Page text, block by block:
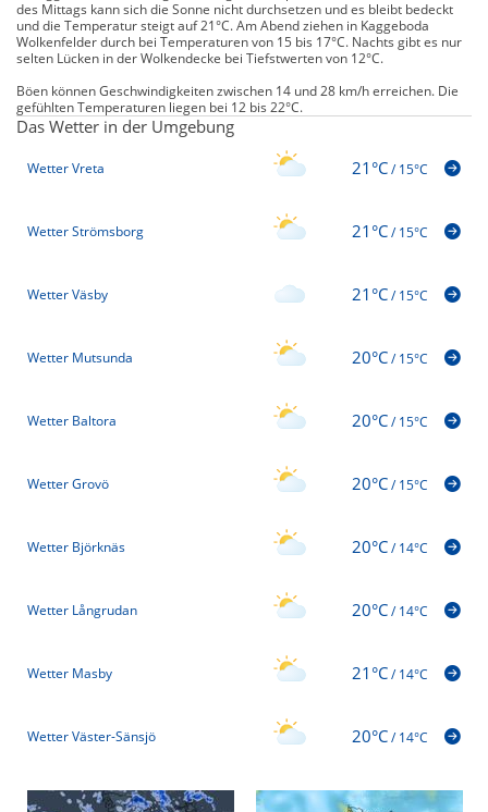
des Mittags kann sich die Sonne nicht durchsetzen und es bleibt bedeckt
und die Temperatur steigt auf 21°C. Am Abend ziehen in Kaggeboda
Wolkenfelder durch bei Temperaturen von 15 bis 17°C. Nachts gibt es nur
selten Lücken in der Wolkendecke bei Tiefstwerten von 12°C.
Böen können Geschwindigkeiten zwischen 14 und 28 km/h erreichen. Die
gefühlten Temperaturen liegen bei 12 bis 22°C.
Das Wetter in der Umgebung
Wetter Vreta 21°C/15°C
Wetter Strömsborg 21°C/15°C
Wetter Väsby 21°C/15°C
Wetter Mutsunda 20°C/15°C
Wetter Baltora 20°C/15°C
Wetter Grovö 20°C/15°C
Wetter Björknäs 20°C/14°C
Wetter Långrudan 20°C/14°C
Wetter Masby 21°C/14°C
Wetter Väster-Sänsjö 20°C/14°C